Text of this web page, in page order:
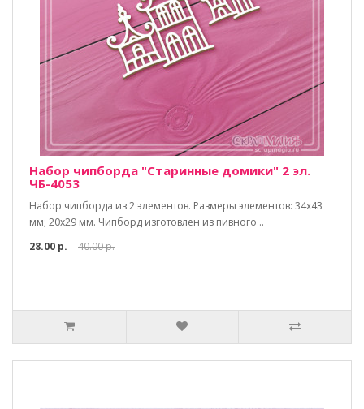
Набор чипборда "Старинные домики" 2 эл.
ЧБ-4053
Набор чипборда из 2 элементов. Размеры элементов: 34х43
мм; 20х29 мм. Чипборд изготовлен из пивного ..
28.00 р.
40.00 р.